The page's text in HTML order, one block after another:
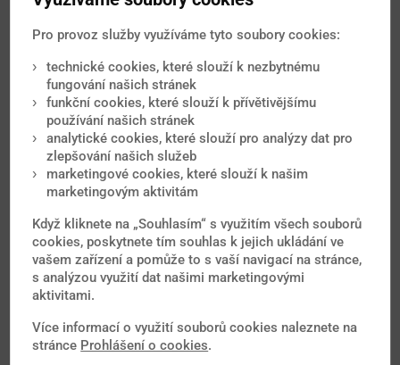
Černý kašel je bakteriální onemocnění vyvolané bakterií
Bordetella pertussis. Nemoc se vyskytuje...
Hepatitida A
Onemocnění vyvolává virus hepatitidy A. Virus se
vylučuje lidskou stolicí. K nákaze dochází...
Hepatitida B
Onemocnění vyvolává virus hepatitidy B. Zdrojem nákazy
je nemocný s akutní i chronickou infekcí...
Příušnice
příušnic. Nemoc se vyskytuje celosvětově...
Spalničky
Spalničky jsou virové onemocnění vyvolané virem
spalniček. Choroba patří k nejnakažlivějším...
Tetanus
Původcem nemoci je bakterie Clostridium tetani. Za
příznaky onemocnění je zodpovědný toxin...
Pro provoz služby využíváme tyto soubory cookies:
technické cookies, které slouží k nezbytnému
fungování našich stránek
funkční cookies, které slouží k přívětivějšímu
používání našich stránek
analytické cookies, které slouží pro analýzy dat pro
zlepšování našich služeb
marketingové cookies, které slouží k našim
marketingovým aktivitám
Když kliknete na „Souhlasím“ s využitím všech souborů
cookies, poskytnete tím souhlas k jejich ukládání ve
vašem zařízení a pomůže to s vaší navigací na stránce,
s analýzou využití dat našimi marketingovými
aktivitami.
Více informací o využití souborů cookies naleznete na
stránce Prohlášení o cookies.